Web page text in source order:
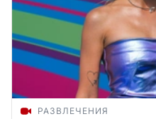
РАЗВЛЕЧЕНИЯ